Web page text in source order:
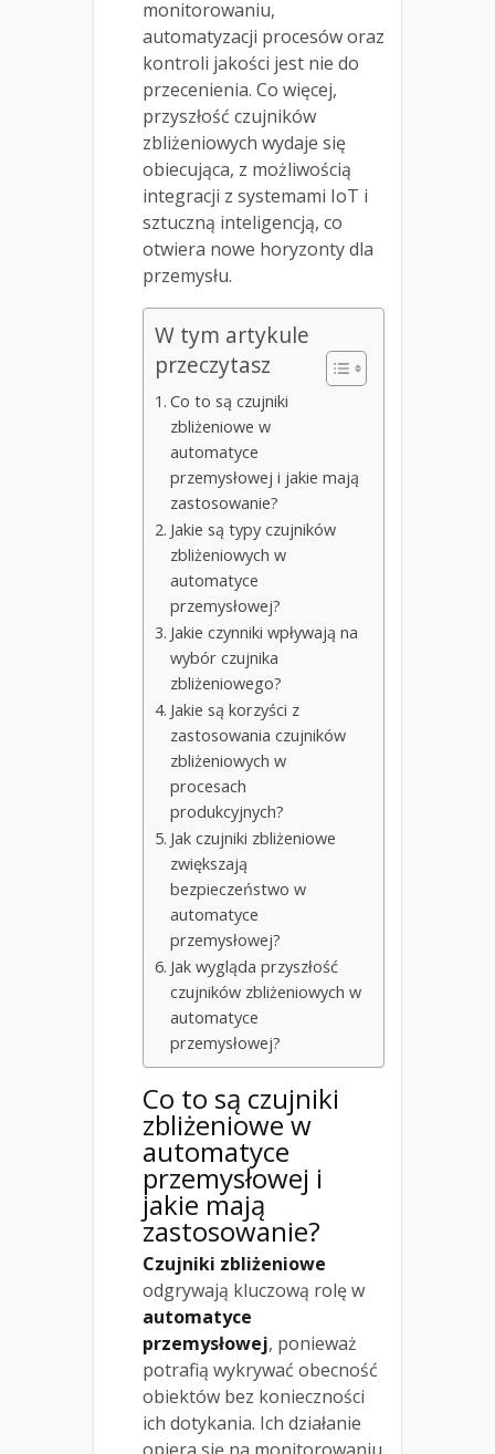
monitorowaniu,
automatyzacji procesów oraz
kontroli jakości jest nie do
przecenienia. Co więcej,
przyszłość czujników
zbliżeniowych wydaje się
obiecująca, z możliwością
integracji z systemami IoT i
sztuczną inteligencją, co
otwiera nowe horyzonty dla
przemysłu.
W tym artykule
przeczytasz
Co to są czujniki
zbliżeniowe w
automatyce
przemysłowej i jakie mają
zastosowanie?
Jakie są typy czujników
zbliżeniowych w
automatyce
przemysłowej?
Jakie czynniki wpływają na
wybór czujnika
zbliżeniowego?
Jakie są korzyści z
zastosowania czujników
zbliżeniowych w
procesach
produkcyjnych?
Jak czujniki zbliżeniowe
zwiększają
bezpieczeństwo w
automatyce
przemysłowej?
Jak wygląda przyszłość
czujników zbliżeniowych w
automatyce
przemysłowej?
Co to są czujniki
zbliżeniowe w
automatyce
przemysłowej i
jakie mają
zastosowanie?
Czujniki zbliżeniowe
odgrywają kluczową rolę w
automatyce
przemysłowej, ponieważ
potrafią wykrywać obecność
obiektów bez konieczności
ich dotykania. Ich działanie